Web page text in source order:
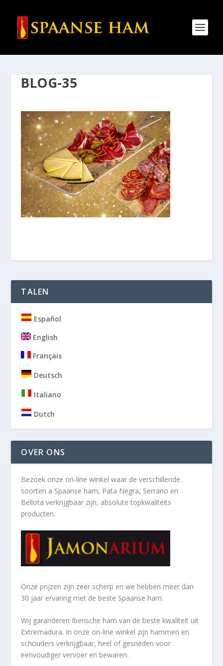
BLOG-35
TALEN
Español
English
Français
Deutsch
Italiano
Dutch
OVER ONS
Bezoek onze on-line winkel waar de verschillende
soorten a Spaanse ham, Pata Negra, Serrano en
Bellota verkrijgbaar zijn, absolute topkwaliteits
producten.
Onze prijzen zijn zeer scherp en we hebben meer dan
30 jaar ervaring met de beste Spaanse ham.
Wij garanderen Iberische ham van de beste kwaliteit uit
Extremadura. In onze on-line winkel zijn hammen en
schouders verkrijgbaar, heel of gesneden voor
eenvoudiger vervoer en bewaren.